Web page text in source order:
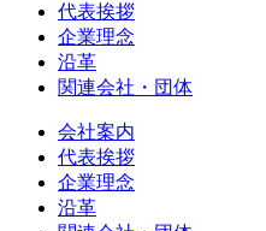
代表挨拶
企業理念
沿革
関連会社・団体
会社案内
代表挨拶
企業理念
沿革